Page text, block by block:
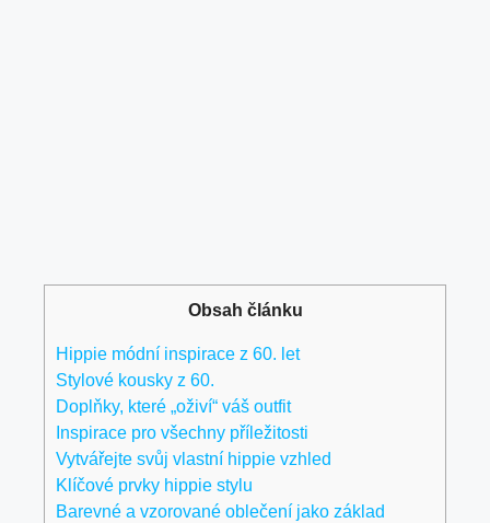
Obsah článku
Hippie módní inspirace z​ 60.‌ let
Stylové‌ kousky z 60.
Doplňky, které „oživí“ váš outfit
Inspirace pro všechny příležitosti
Vytvářejte svůj⁢ vlastní hippie vzhled
Klíčové prvky hippie stylu
Barevné ‌a vzorované oblečení jako základ